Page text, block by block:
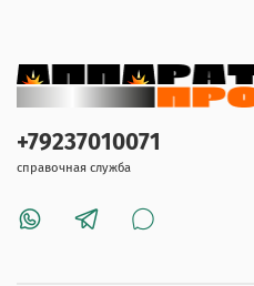
+79237010071
справочная служба